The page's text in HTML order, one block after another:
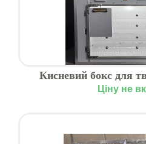
Кисневий бокс для
оксигенотерапія
Ціну не